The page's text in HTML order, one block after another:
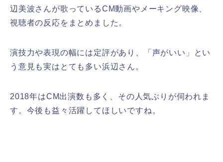
辺美波さんが歌っているCM動画やメーキング映像、
視聴者の反応をまとめました。
演技力や表現の幅には定評があり、「声がいい」とい
う意見も実はとても多い浜辺さん。
2018年はCM出演数も多く、その人気ぶりが伺われま
す。今後も益々活躍してほしいですね。